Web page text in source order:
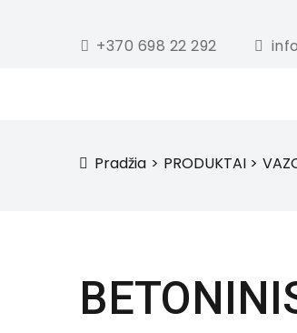
+370 698 22 292
icon
Pradžia PRODUKTAI